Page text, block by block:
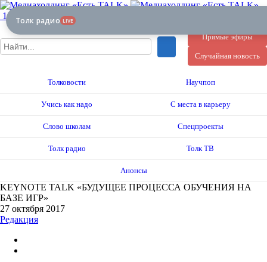
12+
Прямые эфиры
Случайная новость
Толковости Научпоп
Учись как надо С места в карьеру
Слово школам Спецпроекты
Толк радио Толк ТВ
Анонсы
KEYNOTE TALK «БУДУЩЕЕ ПРОЦЕССА ОБУЧЕНИЯ НА
БАЗЕ ИГР»
27 октября 2017
Редакция
Толк радио LIVE